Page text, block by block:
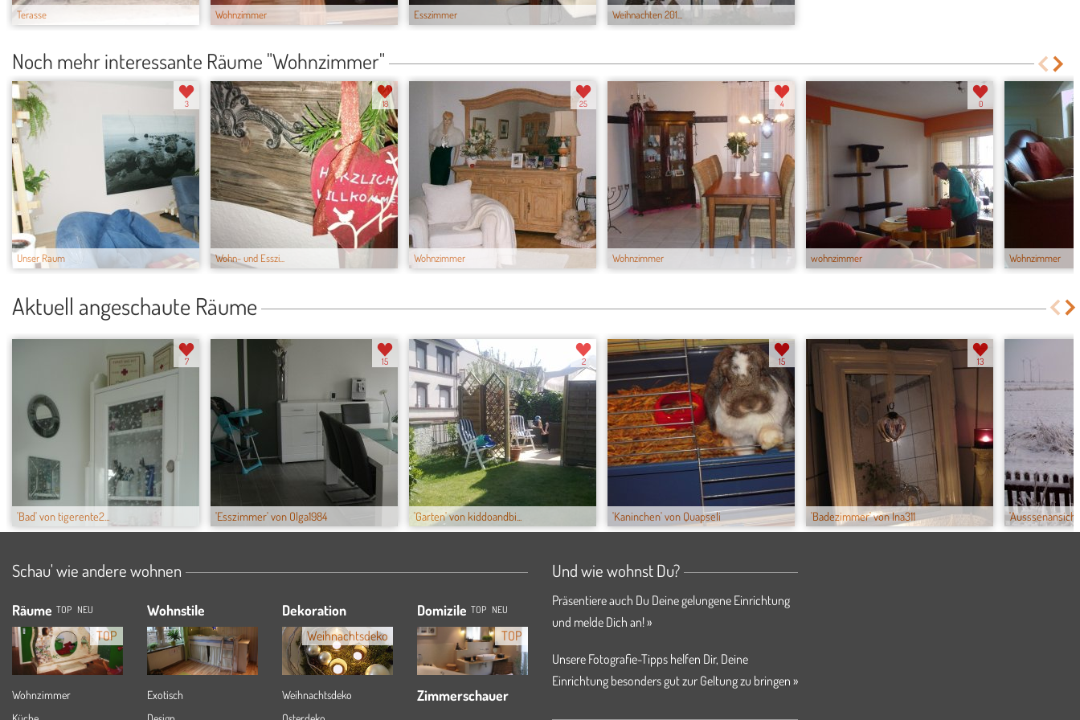
Terasse Wohnzimmer Esszimmer Weihnachten 201...
Noch mehr interessante Räume "Wohnzimmer"
Unser Raum
3
Wohn- und Esszi...
18
Wohnzimmer
25
Wohnzimmer
4
wohnzimmer
0
Wohnzimmer
Aktuell angeschaute Räume
'Bad' von tigerente2...
7
'Esszimmer' von Olga1984
15
'Garten' von kiddoandbi...
2
'Kaninchen' von Quapseli
15
'Badezimmer' von Ina311
13
Schau' wie andere wohnen
Räume TOP NEU
TOP
Wohnzimmer
Wohnstile
Exotisch
Dekoration
Weihnachtsdeko
Weihnachtsdeko
Domizile TOP NEU
TOP
Zimmerschauer
Und wie wohnst Du?
Präsentiere auch Du Deine gelungene Einrichtung
und melde Dich an! »
Unsere Fotografie-Tipps helfen Dir, Deine
Einrichtung besonders gut zur Geltung zu bringen »